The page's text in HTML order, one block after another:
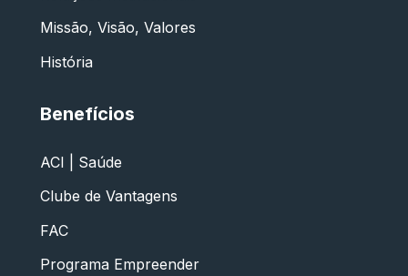
Missão, Visão, Valores
História
Benefícios
ACI | Saúde
Clube de Vantagens
FAC
Programa Empreender